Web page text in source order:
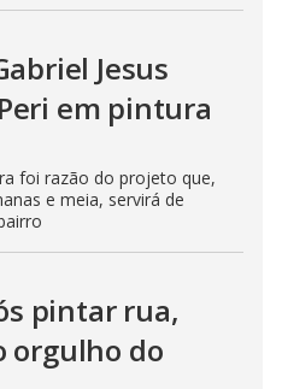
Jesus
em pintura
foi razão do projeto que,
e meia, servirá de
pintar rua,
orgulho do